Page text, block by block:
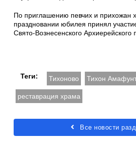
По приглашению певчих и прихожан
праздновании юбилея принял
Свято-Вознесенского Архиерейского
Теги: Тихоново Тихон
реставрация храма
Все новости